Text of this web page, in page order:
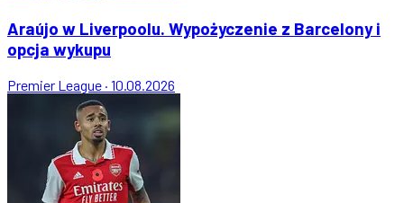
Araújo w Liverpoolu. Wypożyczenie z Barcelony i
opcja wykupu
Premier League · 10.08.2026